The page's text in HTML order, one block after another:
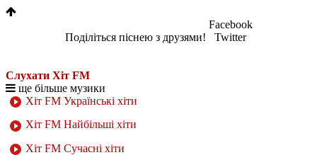
Поділіться піснею з друзями!
Facebook
Twitter
Слухати Хіт FM
ще більше музики
Хіт FM Українські хіти
Хіт FM Найбільші хіти
Хіт FM Сучасні хіти